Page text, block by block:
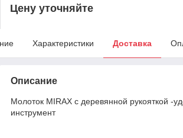
Цену уточняйте
Характеристики Доставка
Описание
Молоток MIRAX c деревянной рукояткой -
инструмент